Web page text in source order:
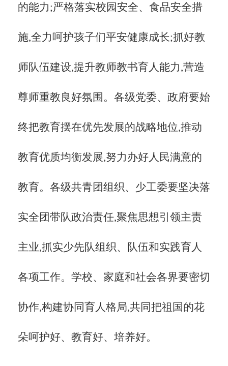
的能力;严格落实校园安全、食品安全措
施,全力呵护孩子们平安健康成长;抓好教
师队伍建设,提升教师教书育人能力,营造
尊师重教良好氛围。各级党委、政府要始
终把教育摆在优先发展的战略地位,推动
教育优质均衡发展,努力办好人民满意的
教育。各级共青团组织、少工委要坚决落
实全团带队政治责任,聚焦思想引领主责
主业,抓实少先队组织、队伍和实践育人
各项工作。学校、家庭和社会各界要密切
协作,构建协同育人格局,共同把祖国的花
朵呵护好、教育好、培养好。